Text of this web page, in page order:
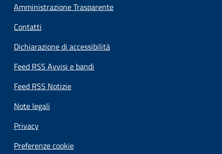
Amministrazione Trasparente
Contatti
Dichiarazione di accessibilità
Feed RSS Avvisi e bandi
Feed RSS Notizie
Note legali
Privacy
Preferenze cookie